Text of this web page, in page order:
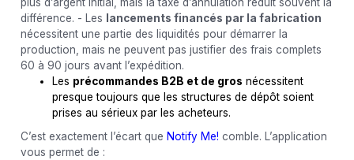
différence. - Les
lancements financés par la fabrication
nécessitent une partie des liquidités pour démarrer la
production, mais ne peuvent pas justifier des frais complets
60 à 90 jours avant l’expédition.
Les précommandes B2B et de gros nécessitent
presque toujours que les structures de dépôt soient
prises au sérieux par les acheteurs.
C’est exactement l’écart que Notify Me! comble. L’application
vous permet de :